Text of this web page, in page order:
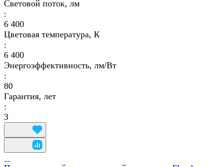
Световой поток, лм
:
6 400
Цветовая температура, К
:
6 400
Энергоэффективность, лм/Вт
:
80
Гарантия, лет
:
3